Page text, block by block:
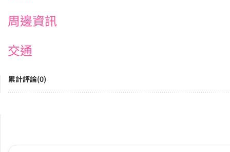
周邊資訊
交通
累計評論(0)